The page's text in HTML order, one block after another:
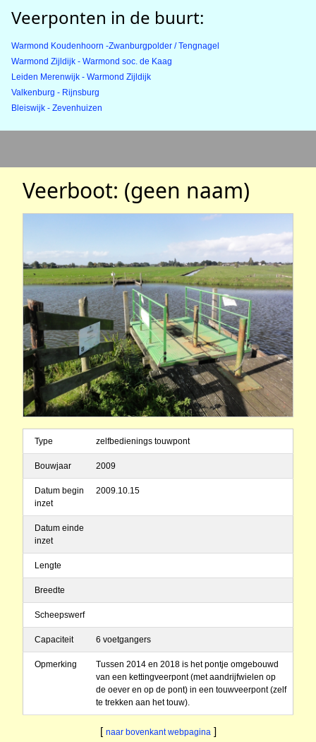
Veerponten in de buurt:
Warmond Koudenhoorn -Zwanburgpolder / Tengnagel
Warmond Zijldijk - Warmond soc. de Kaag
Leiden Merenwijk - Warmond Zijldijk
Valkenburg - Rijnsburg
Bleiswijk - Zevenhuizen
Veerboot: (geen naam)
Type zelfbedienings touwpont
Bouwjaar 2009
Datum begin
inzet
2009.10.15
Datum einde
inzet
Lengte
Breedte
Scheepswerf
Capaciteit 6 voetgangers
Opmerking
Tussen 2014 en 2018 is het pontje omgebouwd
van een kettingveerpont (met aandrijfwielen op
de oever en op de pont) in een touwveerpont (zelf
te trekken aan het touw).
[ naar bovenkant webpagina ]